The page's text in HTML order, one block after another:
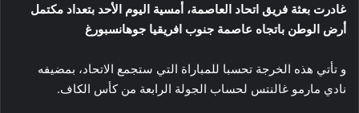
غادرت بعثة فريق اتحاد العاصمة، أمسية اليوم الأحد بتعداد مكتمل
أرض الوطن باتجاه عاصمة جنوب افريقيا جوهانسبورغ
و تأتي هذه الخرجة تحسبا للمباراة التي ستجمع الاتحاد، بمضيفه
نادي مارمو غالنتس لحساب الجولة الرابعة من كأس الكاف.